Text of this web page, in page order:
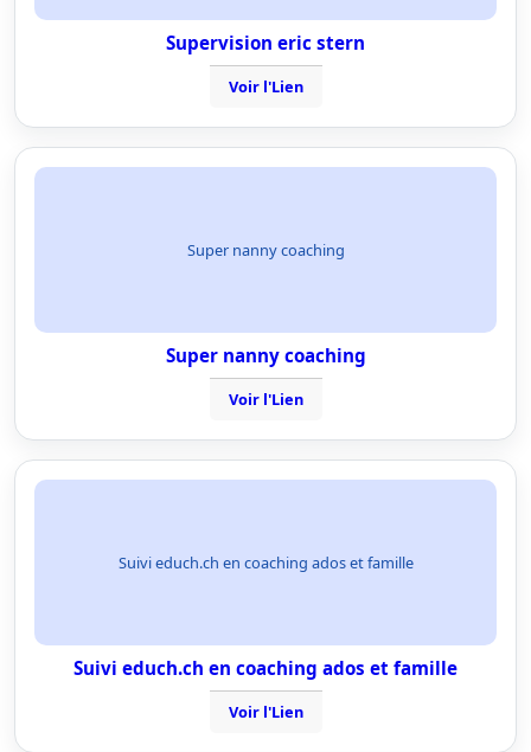
Supervision eric stern
Voir l'Lien
Super nanny coaching
Super nanny coaching
Voir l'Lien
Suivi educh.ch en coaching ados et famille
Suivi educh.ch en coaching ados et famille
Voir l'Lien